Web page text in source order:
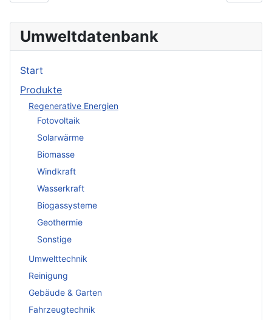
Umweltdatenbank
Start
Produkte
Regenerative Energien
Fotovoltaik
Solarwärme
Biomasse
Windkraft
Wasserkraft
Biogassysteme
Geothermie
Sonstige
Umwelttechnik
Reinigung
Gebäude & Garten
Fahrzeugtechnik